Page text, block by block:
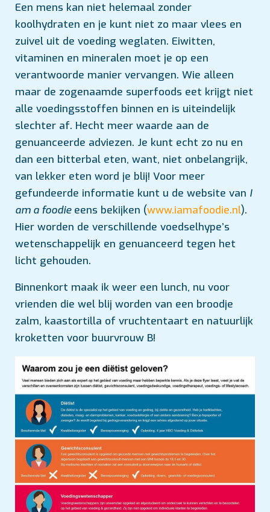
Een mens kan niet helemaal zonder
koolhydraten en je kunt niet zo maar vlees en
zuivel uit de voeding weglaten. Eiwitten,
vitaminen en mineralen moet je op een
verantwoorde manier vervangen. Wie alleen
maar de zogenaamde superfoods eet krijgt niet
alle voedingsstoffen binnen en is uiteindelijk
slechter af. Hecht meer waarde aan de
genuanceerde adviezen. Je kunt echt zo nu en
dan een bitterbal eten, want, niet onbelangrijk,
van lekker eten word je blij! Voor meer
gefundeerde informatie kunt u de website van I
am a foodieeens bekijken (www.iamafoodie.nl).
Hier worden de verschillende voedselhype’s
wetenschappelijk en genuanceerd tegen het
licht gehouden.
Binnenkort maak ik weer een lunch, nu voor
vrienden die wel blij worden van een broodje
zalm, kaastortilla of vruchtentaart en natuurlijk
kroketten voor buurvrouw B!